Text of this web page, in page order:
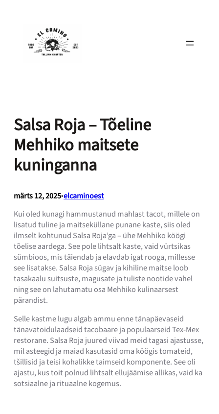
Salsa Roja – Tõeline
Mehhiko maitsete
kuninganna
märts 12, 2025•elcaminoest
Kui oled kunagi hammustanud mahlast tacot, millele on
lisatud tuline ja maitseküllane punane kaste, siis oled
ilmselt kohtunud Salsa Roja’ga – ühe Mehhiko köögi
tõelise aardega. See pole lihtsalt kaste, vaid vürtsikas
sümbioos, mis täiendab ja elavdab igat rooga, millesse
see lisatakse. Salsa Roja sügav ja kihiline maitse loob
tasakaalu suitsuste, magusate ja tuliste nootide vahel
ning see on lahutamatu osa Mehhiko kulinaarsest
pärandist.
Selle kastme lugu algab ammu enne tänapäevaseid
tänavatoidulaadseid tacobaare ja populaarseid Tex-Mex
restorane. Salsa Roja juured viivad meid tagasi ajastusse,
mil asteegid ja maiad kasutasid oma köögis tomateid,
tšillisid ja teisi kohalikke taimseid komponente. See oli
ajastu, kus toit polnud lihtsalt ellujäämise allikas, vaid ka
sotsiaalne ja rituaalne kogemus.